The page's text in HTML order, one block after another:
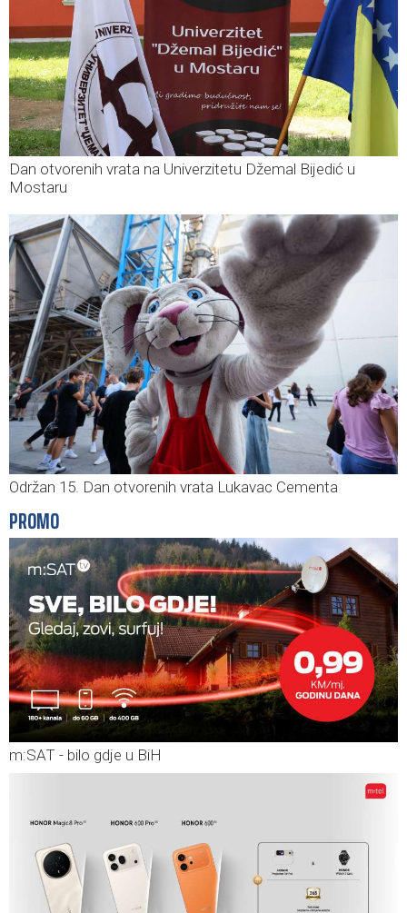
Dan otvorenih vrata na Univerzitetu Džemal Bijedić u
Mostaru
Održan 15. Dan otvorenih vrata Lukavac Cementa
PROMO
m:SAT - bilo gdje u BiH